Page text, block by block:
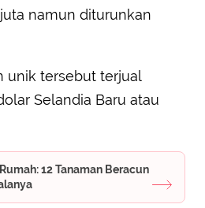
namun diturunkan
unik tersebut terjual
Selandia Baru atau
12 Tanaman Beracun